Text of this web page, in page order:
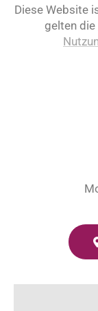
Diese Website
gelten die